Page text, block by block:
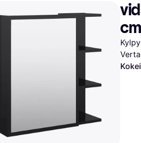
Gigantti
H&M
Peten
Woltcm